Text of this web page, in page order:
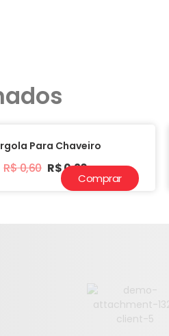
Para Chaveiro
R$0,60 R$0,20
Comprar